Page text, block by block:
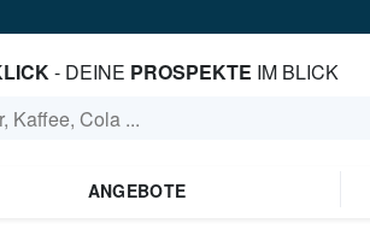
- DEINE PROSPEKTE IM BLICK
ANGEBOTE